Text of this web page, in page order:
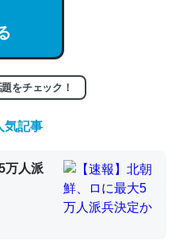
entry/2023/03/27
察（１） - conceptualization
の伏線」は回収されないけ
量。進化すればするほど分
をチェック！
気記事
万人派